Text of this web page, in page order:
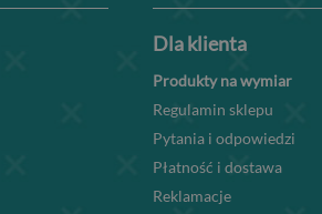
Dla klienta
Produkty na wymiar
Regulamin sklepu
Pytania i odpowiedzi
Płatność i dostawa
Reklamacje